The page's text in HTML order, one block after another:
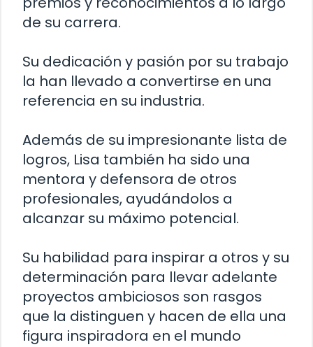
de su carrera.
Su dedicación y pasión por su trabajo
la han llevado a convertirse en una
referencia en su industria.
Además de su impresionante lista de
logros, Lisa también ha sido una
mentora y defensora de otros
profesionales, ayudándolos a
alcanzar su máximo potencial.
Su habilidad para inspirar a otros y su
determinación para llevar adelante
proyectos ambiciosos son rasgos
que la distinguen y hacen de ella una
figura inspiradora en el mundo